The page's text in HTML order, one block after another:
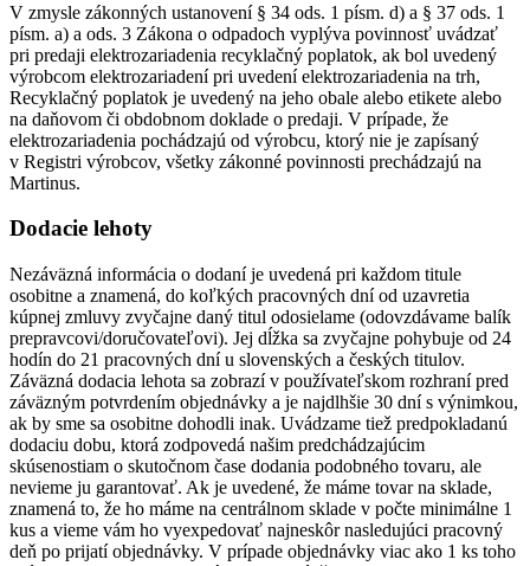
V zmysle zákonných ustanovení § 34 ods. 1 písm. d) a § 37 ods. 1
písm. a) a ods. 3 Zákona o odpadoch vyplýva povinnosť uvádzať
pri predaji elektrozariadenia recyklačný poplatok, ak bol uvedený
výrobcom elektrozariadení pri uvedení elektrozariadenia na trh,
Recyklačný poplatok je uvedený na jeho obale alebo etikete alebo
na daňovom či obdobnom doklade o predaji. V prípade, že
elektrozariadenia pochádzajú od výrobcu, ktorý nie je zapísaný
v Registri výrobcov, všetky zákonné povinnosti prechádzajú na
Martinus.
Dodacie lehoty
Nezáväzná informácia o dodaní je uvedená pri každom titule
osobitne a znamená, do koľkých pracovných dní od uzavretia
kúpnej zmluvy zvyčajne daný titul odosielame (odovzdávame balík
prepravcovi/doručovateľovi). Jej dĺžka sa zvyčajne pohybuje od 24
hodín do 21 pracovných dní u slovenských a českých titulov.
Záväzná dodacia lehota sa zobrazí v používateľskom rozhraní pred
záväzným potvrdením objednávky a je najdlhšie 30 dní s výnimkou,
ak by sme sa osobitne dohodli inak. Uvádzame tiež predpokladanú
dodaciu dobu, ktorá zodpovedá našim predchádzajúcim
skúsenostiam o skutočnom čase dodania podobného tovaru, ale
nevieme ju garantovať. Ak je uvedené, že máme tovar na sklade,
znamená to, že ho máme na centrálnom sklade v počte minimálne 1
kus a vieme vám ho vyexpedovať najneskôr nasledujúci pracovný
deň po prijatí objednávky. V prípade objednávky viac ako 1 ks toho